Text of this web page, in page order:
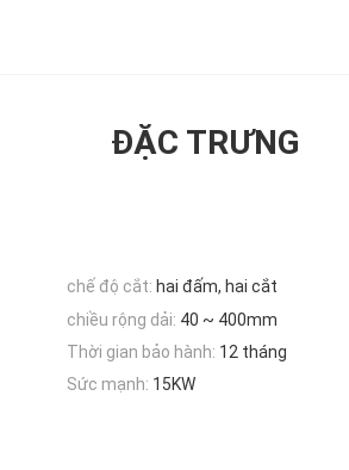
ĐẶC TRƯNG
chế độ cắt: hai đấm, hai cắt
chiều rộng dải: 40 ~ 400mm
Thời gian bảo hành: 12 tháng
Sức mạnh: 15KW